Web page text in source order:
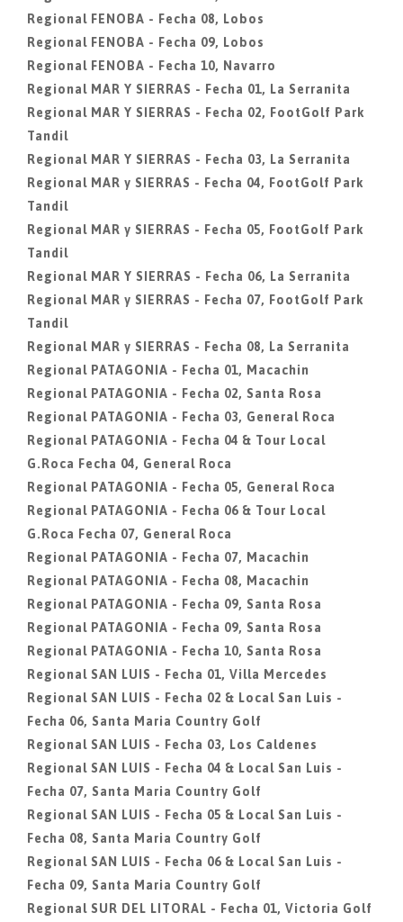
Regional FENOBA - Fecha 08, Lobos
Regional FENOBA - Fecha 09, Lobos
Regional FENOBA - Fecha 10, Navarro
Regional MAR Y SIERRAS - Fecha 01, La Serranita
Regional MAR Y SIERRAS - Fecha 02, FootGolf Park
Tandil
Regional MAR Y SIERRAS - Fecha 03, La Serranita
Regional MAR y SIERRAS - Fecha 04, FootGolf Park
Tandil
Regional MAR y SIERRAS - Fecha 05, FootGolf Park
Tandil
Regional MAR Y SIERRAS - Fecha 06, La Serranita
Regional MAR y SIERRAS - Fecha 07, FootGolf Park
Tandil
Regional MAR y SIERRAS - Fecha 08, La Serranita
Regional PATAGONIA - Fecha 01, Macachin
Regional PATAGONIA - Fecha 02, Santa Rosa
Regional PATAGONIA - Fecha 03, General Roca
Regional PATAGONIA - Fecha 04 & Tour Local
G.Roca Fecha 04, General Roca
Regional PATAGONIA - Fecha 05, General Roca
Regional PATAGONIA - Fecha 06 & Tour Local
G.Roca Fecha 07, General Roca
Regional PATAGONIA - Fecha 07, Macachin
Regional PATAGONIA - Fecha 08, Macachin
Regional PATAGONIA - Fecha 09, Santa Rosa
Regional PATAGONIA - Fecha 09, Santa Rosa
Regional PATAGONIA - Fecha 10, Santa Rosa
Regional SAN LUIS - Fecha 01, Villa Mercedes
Regional SAN LUIS - Fecha 02 & Local San Luis -
Fecha 06, Santa Maria Country Golf
Regional SAN LUIS - Fecha 03, Los Caldenes
Regional SAN LUIS - Fecha 04 & Local San Luis -
Fecha 07, Santa Maria Country Golf
Regional SAN LUIS - Fecha 05 & Local San Luis -
Fecha 08, Santa Maria Country Golf
Regional SAN LUIS - Fecha 06 & Local San Luis -
Fecha 09, Santa Maria Country Golf
Regional SUR DEL LITORAL - Fecha 01, Victoria Golf